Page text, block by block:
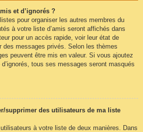
et d’ignorés ?
pour organiser les autres membres du
à votre liste d’amis seront affichés dans
pour un accès rapide, voir leur état de
des messages privés. Selon les thèmes
peuvent être mis en valeur. Si vous ajoutez
tous ses messages seront masqués
supprimer des utilisateurs de ma liste
à votre liste de deux manières. Dans